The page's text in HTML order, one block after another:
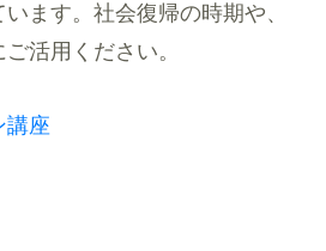
ます。社会復帰の時期や、
活用ください。
講座